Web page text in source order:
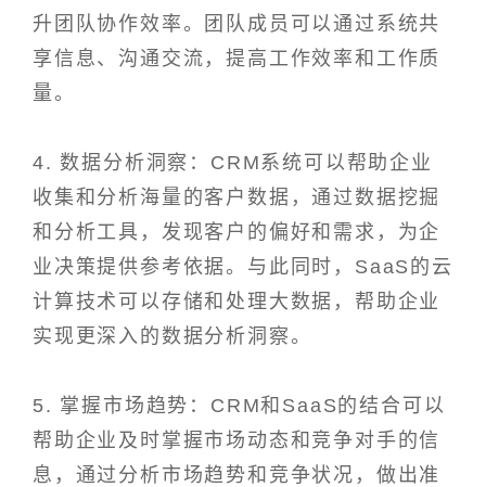
升团队协作效率。团队成员可以通过系统共
享信息、沟通交流，提高工作效率和工作质
量。
4. 数据分析洞察：CRM系统可以帮助企业
收集和分析海量的客户数据，通过数据挖掘
和分析工具，发现客户的偏好和需求，为企
业决策提供参考依据。与此同时，SaaS的云
计算技术可以存储和处理大数据，帮助企业
实现更深入的数据分析洞察。
5. 掌握市场趋势：CRM和SaaS的结合可以
帮助企业及时掌握市场动态和竞争对手的信
息，通过分析市场趋势和竞争状况，做出准